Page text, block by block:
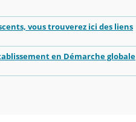
vous trouverez ici des liens
en Démarche globale